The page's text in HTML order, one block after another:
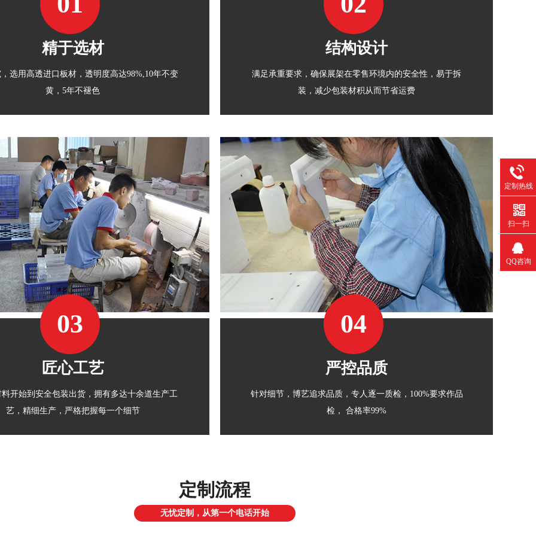
精于选材
选用高透进口板材，透明度高达98%,10年不变
黄，5年不褪色
结构设计
满足承重要求，确保展架在零售环境内的安全性，易于拆
装，减少包装材积从而节省运费
03
匠心工艺
开始到安全包装出货，拥有多达十余道生产工
艺，精细生产，严格把握每一个细节
04
严控品质
针对细节，博艺追求品质，专人逐一质检，100%要求作品
检， 合格率99%
定制流程
无忧定制，从第一个电话开始
定制热线
扫一扫
QQ咨询
529368588